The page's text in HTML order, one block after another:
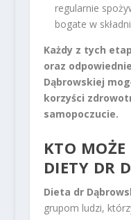
regularnie
bogate w
Każdy z tych
oraz
Dąbrowskiej
korzyści
samopoczucie.
KTO MOŻE
DIETY DR
Dieta dr
grupom ludzi,